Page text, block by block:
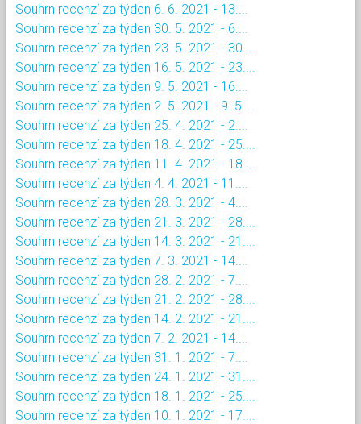
Souhrn recenzí za týden 6. 6. 2021 - 13....
Souhrn recenzí za týden 30. 5. 2021 - 6....
Souhrn recenzí za týden 23. 5. 2021 - 30....
Souhrn recenzí za týden 16. 5. 2021 - 23....
Souhrn recenzí za týden 9. 5. 2021 - 16....
Souhrn recenzí za týden 2. 5. 2021 - 9. 5....
Souhrn recenzí za týden 25. 4. 2021 - 2....
Souhrn recenzí za týden 18. 4. 2021 - 25....
Souhrn recenzí za týden 11. 4. 2021 - 18....
Souhrn recenzí za týden 4. 4. 2021 - 11....
Souhrn recenzí za týden 28. 3. 2021 - 4....
Souhrn recenzí za týden 21. 3. 2021 - 28....
Souhrn recenzí za týden 14. 3. 2021 - 21....
Souhrn recenzí za týden 7. 3. 2021 - 14....
Souhrn recenzí za týden 28. 2. 2021 - 7....
Souhrn recenzí za týden 21. 2. 2021 - 28....
Souhrn recenzí za týden 14. 2. 2021 - 21....
Souhrn recenzí za týden 7. 2. 2021 - 14....
Souhrn recenzí za týden 31. 1. 2021 - 7....
Souhrn recenzí za týden 24. 1. 2021 - 31....
Souhrn recenzí za týden 18. 1. 2021 - 25....
Souhrn recenzí za týden 10. 1. 2021 - 17....